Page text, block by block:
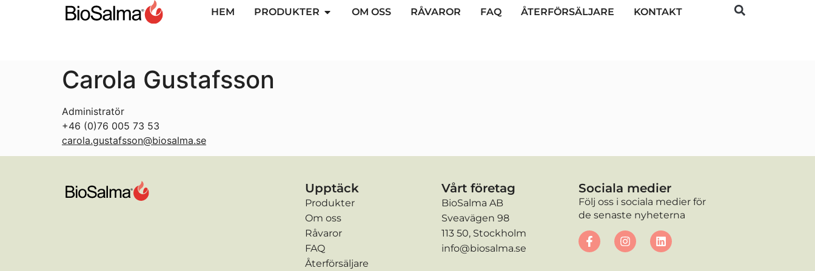
HEM PRODUKTER OM OSS RÅVAROR FAQ ÅTERFÖRSÄLJARE KONTAKT
Carola Gustafsson
Administratör
+46 (0)76 005 73 53
carola.gustafsson@biosalma.se
Upptäck
Produkter
Om oss
Råvaror
FAQ
Återförsäljare
Vårt företag
BioSalma AB
Sveavägen 98
113 50, Stockholm
info@biosalma.se
Sociala medier
Följ oss i sociala medier för
de senaste nyheterna